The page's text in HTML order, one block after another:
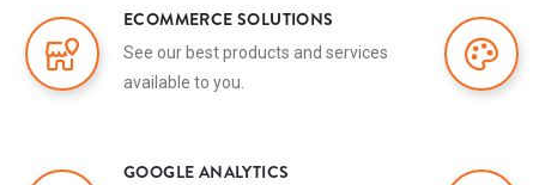
ECOMMERCE SOLUTIONS
See our best products and services
available to you.
GOOGLE ANALYTICS